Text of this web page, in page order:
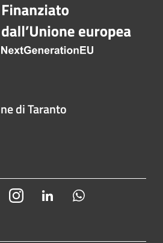
di Taranto
Instagram LinkedIn